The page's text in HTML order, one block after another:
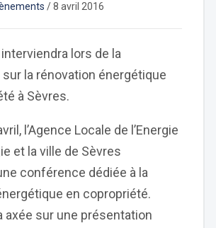
/8 avril 2016
lors de la
la rénovation énergétique
à Sèvres.
l’Agence Locale de l’Energie
et la ville de Sèvres
conférence dédiée à la
en copropriété.
axée sur une présentation